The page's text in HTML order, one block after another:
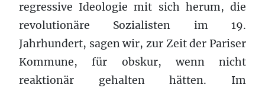
regressive Ideologie mit sich herum, die
revolutionäre Sozialisten im 19.
Jahrhundert, sagen wir, zur Zeit der Pariser
Kommune, für obskur, wenn nicht
reaktionär gehalten hätten. Im